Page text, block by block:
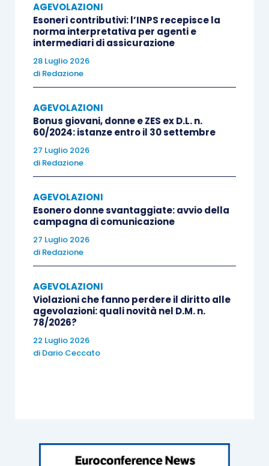
AGEVOLAZIONI
Esoneri contributivi: l’INPS recepisce la
norma interpretativa per agenti e
intermediari di assicurazione
28 Luglio 2026
di Redazione
AGEVOLAZIONI
Bonus giovani, donne e ZES ex D.L. n.
60/2024: istanze entro il 30 settembre
27 Luglio 2026
di Redazione
AGEVOLAZIONI
Esonero donne svantaggiate: avvio della
campagna di comunicazione
27 Luglio 2026
di Redazione
AGEVOLAZIONI
Violazioni che fanno perdere il diritto alle
agevolazioni: quali novità nel D.M. n.
78/2026?
22 Luglio 2026
di Dario Ceccato